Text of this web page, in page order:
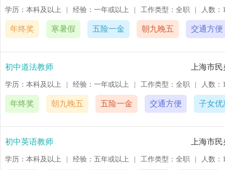
学历：本科及以上 经验：一年或以上 工作类型：全职 人数：
年终奖 寒暑假 五险一金 朝九晚五 交通方便
初中道法教师 上海市
学历：本科及以上 经验：一年或以上 工作类型：全职 人数：
年终奖 朝九晚五 五险一金 交通方便 子女优
初中英语教师 上海市
学历：本科及以上 经验：五年或以上 工作类型：全职 人数：